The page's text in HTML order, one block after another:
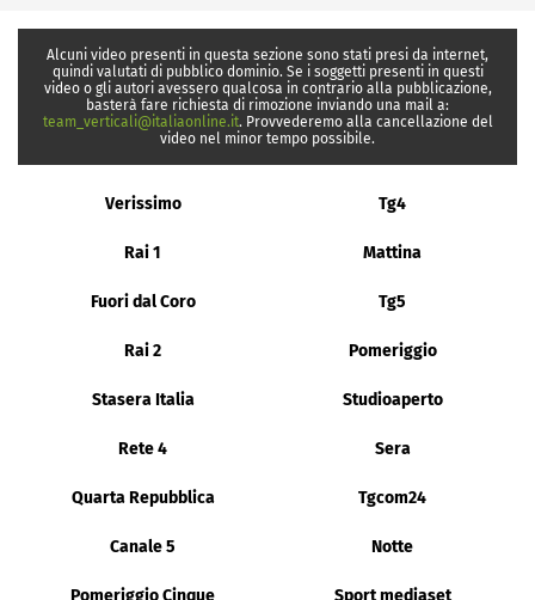
Alcuni video presenti in questa sezione sono stati presi da internet,
quindi valutati di pubblico dominio. Se i soggetti presenti in questi
video o gli autori avessero qualcosa in contrario alla pubblicazione,
basterà fare richiesta di rimozione inviando una mail a:
team_verticali@italiaonline.it. Provvederemo alla cancellazione del
video nel minor tempo possibile.
Verissimo Tg4
Rai 1 Mattina
Fuori dal Coro Tg5
Rai 2 Pomeriggio
Stasera Italia Studioaperto
Rete 4 Sera
Quarta Repubblica Tgcom24
Canale 5 Notte
Pomeriggio Cinque Sport mediaset